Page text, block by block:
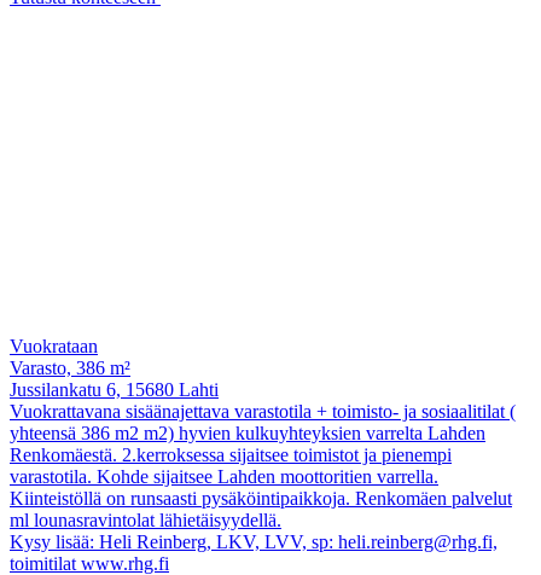
Vuokrataan
Varasto, 386 m²
Jussilankatu 6, 15680 Lahti
Vuokrattavana sisäänajettava varastotila + toimisto- ja sosiaalitilat (
yhteensä 386 m2 m2) hyvien kulkuyhteyksien varrelta Lahden
Renkomäestä. 2.kerroksessa sijaitsee toimistot ja pienempi
varastotila. Kohde sijaitsee Lahden moottoritien varrella.
Kiinteistöllä on runsaasti pysäköintipaikkoja. Renkomäen palvelut
ml lounasravintolat lähietäisyydellä.
Kysy lisää: Heli Reinberg, LKV, LVV, sp: heli.reinberg@rhg.fi,
toimitilat www.rhg.fi